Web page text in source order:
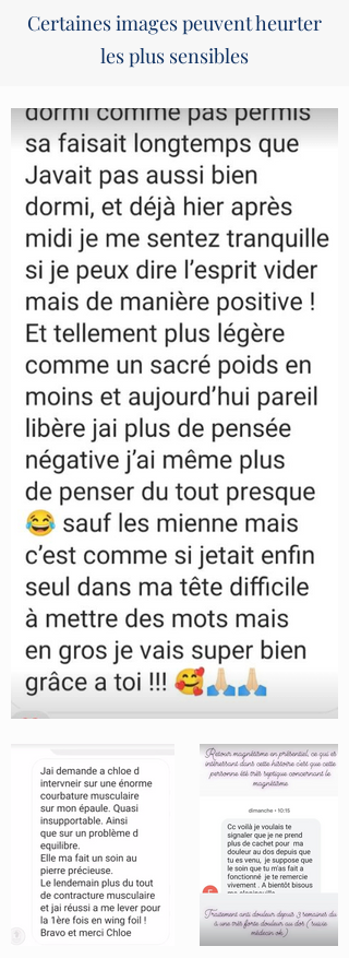
Certaines images peuvent heurter
les plus sensibles